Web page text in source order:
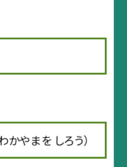
かやまを しろう）